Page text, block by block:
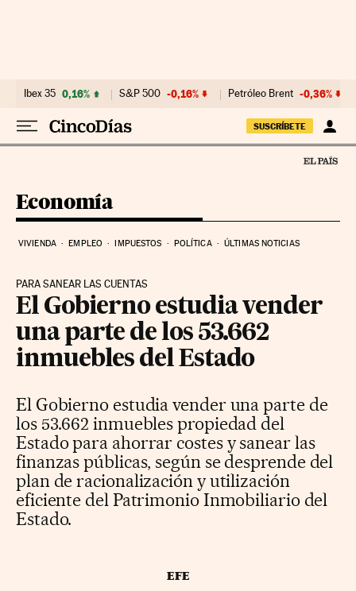
Ibex 35 0,16% S&P 500 -0,16% Petróleo Brent -0,36%
SUSCRÍBETE
Economía
VIVIENDA EMPLEO IMPUESTOS POLÍTICA ÚLTIMAS NOTICIAS
PARA SANEAR LAS CUENTAS
El Gobierno estudia vender
una parte de los 53.662
inmuebles del Estado
El Gobierno estudia vender una parte de
los 53.662 inmuebles propiedad del
Estado para ahorrar costes y sanear las
finanzas públicas, según se desprende del
plan de racionalización y utilización
eficiente del Patrimonio Inmobiliario del
Estado.
EFE